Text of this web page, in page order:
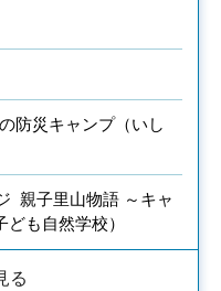
防災キャンプ（いし
親子里山物語 ～キャ
も自然学校）
る